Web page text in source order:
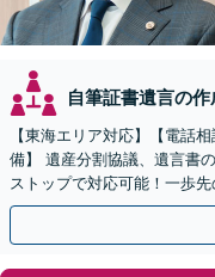
自筆証書遺言の作
【東海エリア対応】【電話
備】 遺産分割協議、遺言書
ストップで対応可能！一歩
解決を目指します